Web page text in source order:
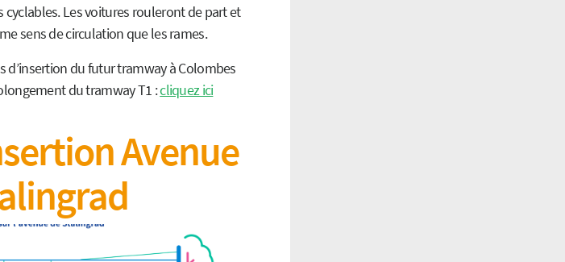
cyclables. Les voitures rouleront de part et
sens de circulation que les rames.
d’insertion du futur tramway à Colombes
du tramway T1 :cliquez ici
Avenue